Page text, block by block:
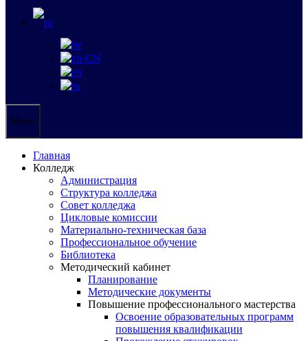
Меню
Главная
Колледж
Администрация
Структура колледжа
Совет колледжа
Цикловые комиссии
Материально-техническая база
Профессиональное обучение
Библиотека
Методический кабинет
Планирование
Методические документы
Повышение профессионального мастерства
Освоение образовательных программ
повышения квалификации